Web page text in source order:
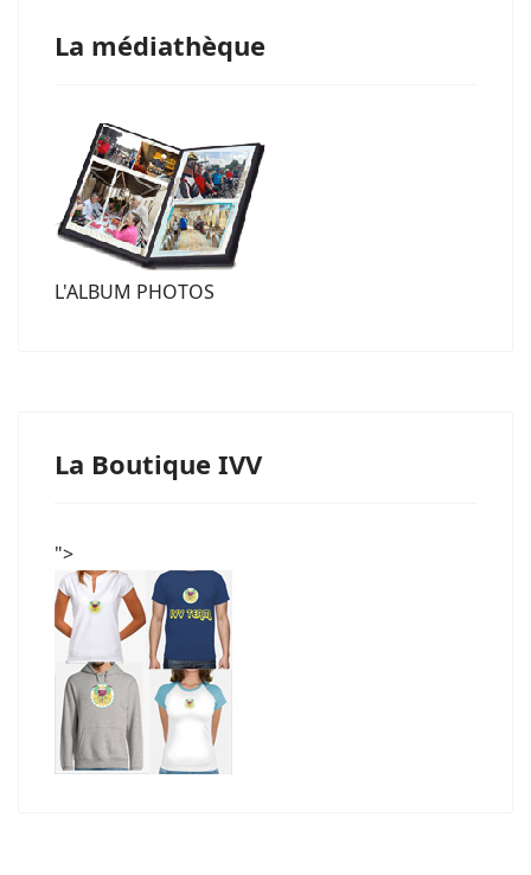
La médiathèque
L'ALBUM PHOTOS
La Boutique IVV
">